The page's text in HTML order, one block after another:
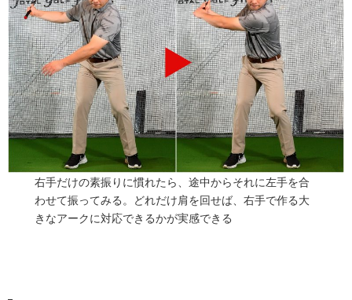
右手だけの素振りに慣れたら、途中からそれに左手を合
わせて振ってみる。どれだけ肩を回せば、右手で作る大
きなアークに対応できるかが実感できる